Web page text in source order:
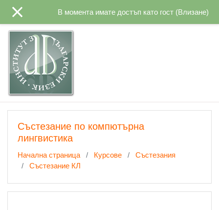
В момента имате достъп като гост (Влизане)
Състезание по компютърна
лингвистика
Начална страница Курсове
Състезания
Състезание КЛ